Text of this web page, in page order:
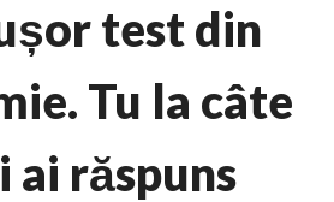
test din
Tu la câte
răspuns